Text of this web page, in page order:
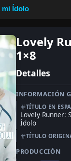
mi Ídolo
Lovely
1×8
Detalles
INFORMACIÓN
TÍTULO EN
Lovely Runner:
Ídolo
TÍTULO
PRODUCCIÓN